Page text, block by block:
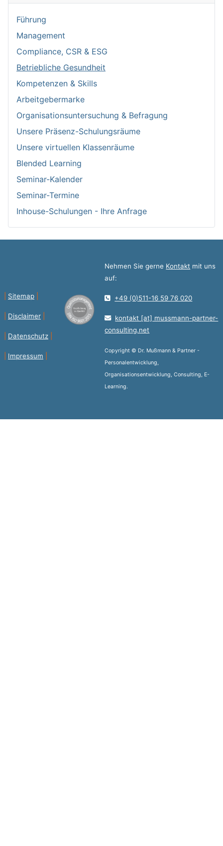
Führung
Management
Compliance, CSR & ESG
Betriebliche Gesundheit
Kompetenzen & Skills
Arbeitgebermarke
Organisationsuntersuchung & Befragung
Unsere Präsenz-Schulungsräume
Unsere virtuellen Klassenräume
Blended Learning
Seminar-Kalender
Seminar-Termine
Inhouse-Schulungen - Ihre Anfrage
Sitemap
Disclaimer
Datenschutz
Impressum
Nehmen Sie gerne Kontakt mit uns
auf:
+49 (0)511-16 59 76 020
kontakt [at] mussmann-partner-
consulting.net
Copyright © Dr. Mußmann & Partner -
Personalentwicklung,
Organisationsentwicklung, Consulting, E-
Learning.